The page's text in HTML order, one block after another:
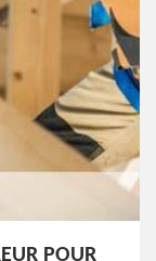
POUR